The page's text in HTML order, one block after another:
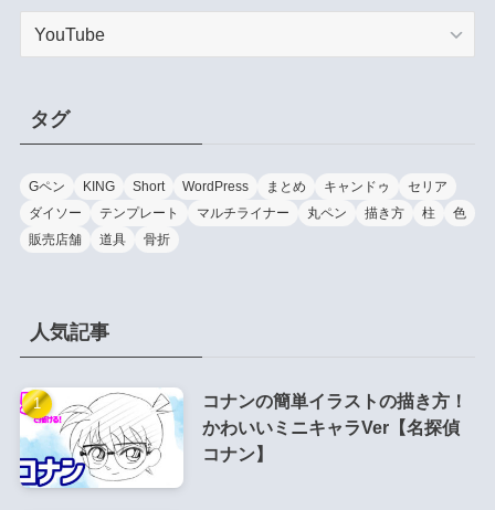
カ
ー
タグ
Gペン KING Short WordPress まとめ キャンドゥ
セリア
ダイソー
テンプレート マルチライナー 丸ペン 描き方 柱
色
販売店舗
道具 骨折
人気記事
コナンの簡単イラストの描き方！
かわいいミニキャラVer【名探偵
コナン】